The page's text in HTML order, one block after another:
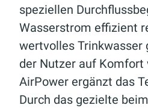
speziellen
Wasserstrom effizient
wertvolles Trinkwasser
der Nutzer auf Komfort
AirPower ergänzt das
Durch das gezielte